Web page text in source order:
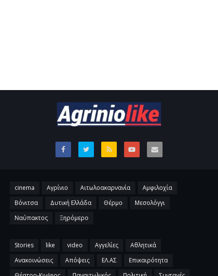
cinema Αγρίνιο Αιτωλοακαρνανία
Αμφιλοχία
Βόνιτσα
Δυτική Ελλάδα Θέρμο
Μεσολόγγι
Ναύπακτος
Ξηρόμερο
Stories like video Αγγελίες
Αθλητικά
Ανακοινώσεις
Απόψεις ΕΛ.ΑΣ
Επικαιρότητα